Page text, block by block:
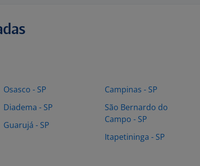
Osasco - SP
Diadema - SP
Guarujá - SP
Campinas - SP
São Bernardo do
Campo - SP
Itapetininga - SP